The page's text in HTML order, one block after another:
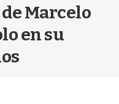
Marcelo
en su